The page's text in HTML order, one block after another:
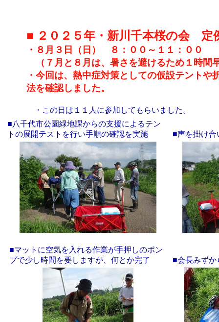
■ ２０２５年・新川千本桜の会 定
・８月３日（日） ８：００～１１：００
（７月と８月は、暑さを避けるため１時間
・今回は、熱中症対策としての仮設テント
法を確認しました。
・この日は１１人に参加してもらいました。
■八千代市公園緑地課からの支援によるテン
トの展開テストを行い手順の確認を実施
■声を掛け合
■マットに空気を入れる作業が手押しのポン
プで少し時間を要しますが、何とか完了
■会長みずか